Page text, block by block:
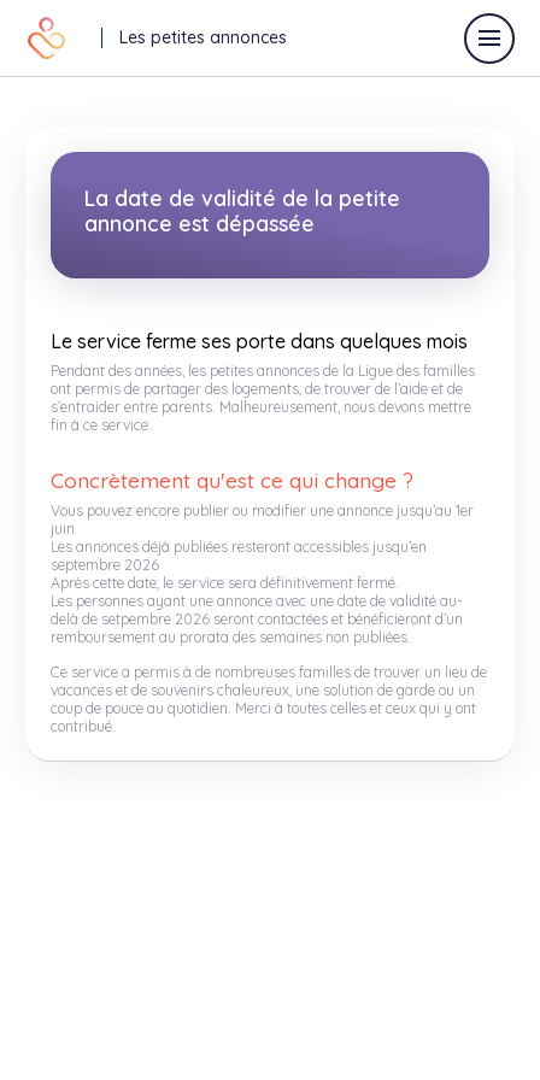
Les petites annonces
Déposer une annonce
Toutes les annonces
Annonces relaisparents
J'offre
Je recherche
Autres
La date de validité de la petite
annonce est dépassée
Le service ferme ses porte dans quelques mois
Pendant des années, les petites annonces de la Ligue des familles
ont permis de partager des logements, de trouver de l’aide et de
s’entraider entre parents. Malheureusement, nous devons mettre
fin à ce service.
Concrètement qu'est ce qui change ?
Vous pouvez encore publier ou modifier une annonce jusqu’au 1er
juin.
Les annonces déjà publiées resteront accessibles jusqu’en
septembre 2026
Après cette date, le service sera définitivement fermé.
Les personnes ayant une annonce avec une date de validité au-
delà de setpembre 2026 seront contactées et bénéficieront d’un
remboursement au prorata des semaines non publiées.
Ce service a permis à de nombreuses familles de trouver un lieu de
vacances et de souvenirs chaleureux, une solution de garde ou un
coup de pouce au quotidien. Merci à toutes celles et ceux qui y ont
contribué.